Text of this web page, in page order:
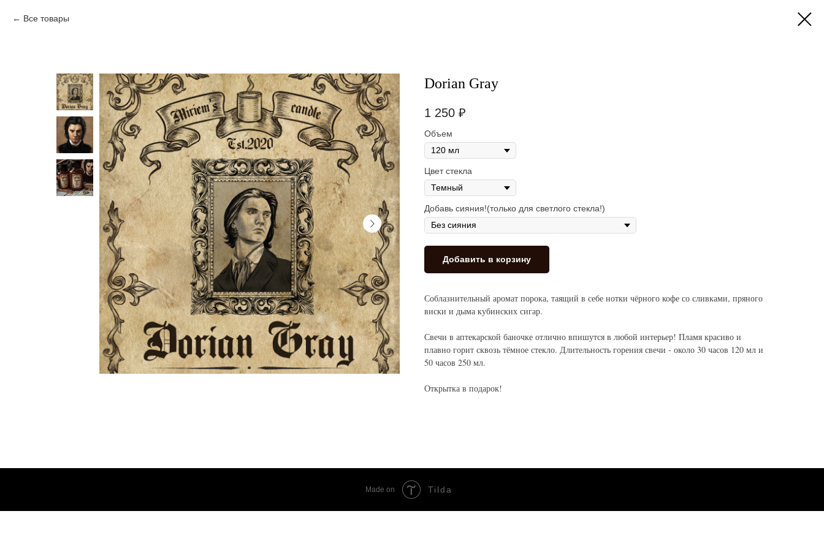
Все товары
Dorian Gray
1 250 ₽
Объем
Цвет стекла
Добавь сияния!(только для светлого стекла!)
Добавить в корзину
Соблазнительный аромат порока, таящий в себе нотки чёрного кофе со сливками, пряного
виски и дыма кубинских сигар.
Свечи в аптекарской баночке отлично впишутся в любой интерьер! Пламя красиво и
плавно горит сквозь тёмное стекло. Длительность горения свечи - около 30 часов 120 мл и
50 часов 250 мл.
Открытка в подарок!
Made on Tilda